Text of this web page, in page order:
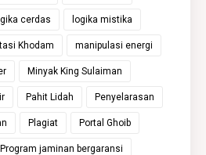
cerdas logika mistika
Khodam manipulasi energi
Minyak King Sulaiman
Pahit Lidah Penyelarasan
Plagiat Portal Ghoib
Program jaminan bergaransi